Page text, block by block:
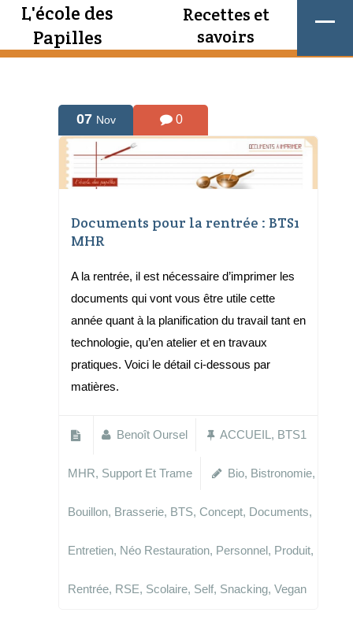
L'école des
Papilles
Recettes et
savoirs
07 Nov 0
Documents pour la rentrée : BTS1
MHR
A la rentrée, il est nécessaire d’imprimer les
documents qui vont vous être utile cette
année quant à la planification du travail tant en
technologie, qu’en atelier et en travaux
pratiques. Voici le détail ci-dessous par
matières.
Benoît Oursel ACCUEIL , BTS1
MHR, Support Et Trame Bio, Bistronomie,
Bouillon, Brasserie, BTS, Concept, Documents,
Entretien, Néo Restauration, Personnel , Produit,
Rentrée, RSE, Scolaire, Self, Snacking, Vegan